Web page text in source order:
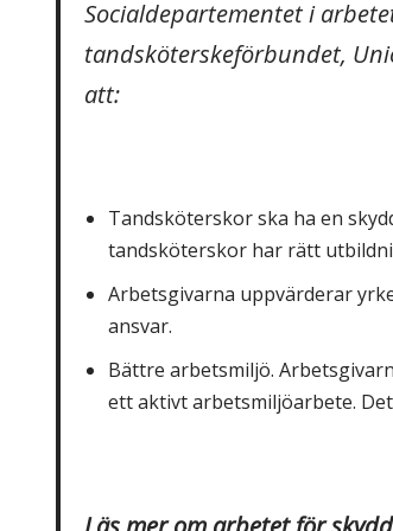
Socialdepartementet i
tandsköterskeförbundet,
att:
Tandsköterskor ska ha en
tandsköterskor har rätt
Arbetsgivarna uppvärderar
ansvar.
Bättre arbetsmiljö.
ett aktivt arbetsmiljöarbete.